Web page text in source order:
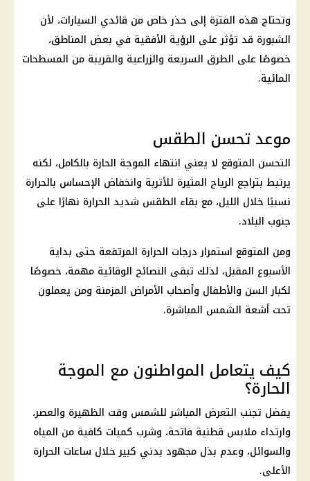
وتحتاج هذه الفترة إلى حذر خاص من قائدي السيارات، لأن
الشبورة قد تؤثر على الرؤية الأفقية في بعض المناطق،
خصوصًا على الطرق السريعة والزراعية والقريبة من المسطحات
المائية.
موعد تحسن الطقس
التحسن المتوقع لا يعني انتهاء الموجة الحارة بالكامل، لكنه
يرتبط بتراجع الرياح المثيرة للأتربة وانخفاض الإحساس بالحرارة
نسبيًا خلال الليل، مع بقاء الطقس شديد الحرارة نهارًا على
جنوب البلاد.
ومن المتوقع استمراردرجات الحرارة المرتفعة حتى بداية
الأسبوع المقبل، لذلك تبقى النصائح الوقائية مهمة، خصوصًا
لكبار السن والأطفال وأصحاب الأمراض المزمنة ومن يعملون
تحت أشعة الشمس المباشرة.
كيف يتعامل المواطنون مع الموجة
الحارة؟
يفضل تجنب التعرض المباشر للشمس وقت الظهيرة والعصر،
وارتداء ملابس قطنية فاتحة، وشرب كميات كافية من المياه
والسوائل، وعدم بذل مجهود بدني كبير خلال ساعات الحرارة
الأعلى.